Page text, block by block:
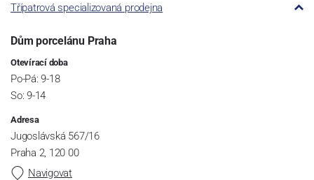
Třípatrová specializovaná prodejna
Dům porcelánu Praha
Otevírací doba
Po-Pá: 9-18
So: 9-14
Adresa
Jugoslávská 567/16
Praha 2, 120 00
Navigovat